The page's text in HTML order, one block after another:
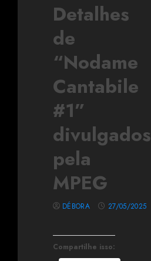
Detalhes
de
“Nodame
Cantabile
#1”
divulgados
pela
MPEG
Compartilhe isso:
DÉBORA 27/05/2025